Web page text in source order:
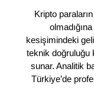
Kripto
kesişimindeki
teknik doğruluğu
sunar. Analitik
Türkiye’de